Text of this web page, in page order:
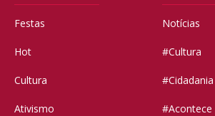
Festas
Hot
Cultura
Ativismo
Notícias
#Cultura
#Cidadania
#Acontece